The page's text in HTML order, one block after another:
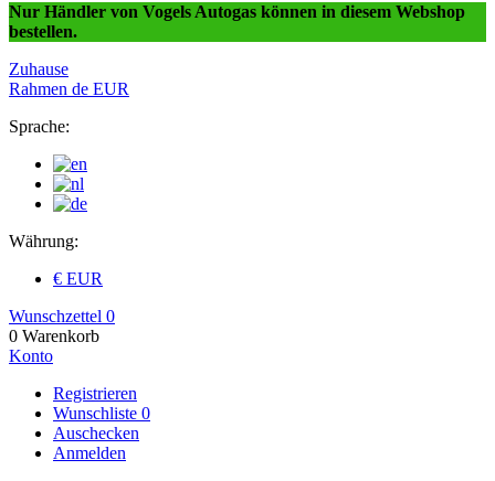
Nur Händler von Vogels Autogas können in diesem Webshop
bestellen.
Zuhause
Rahmen de EUR
Sprache:
Währung:
€ EUR
Wunschzettel 0
0 Warenkorb
Konto
Registrieren
Wunschliste 0
Auschecken
Anmelden